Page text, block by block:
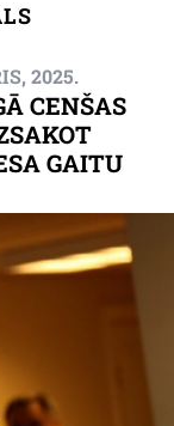
2025.
CENŠAS
GAITU